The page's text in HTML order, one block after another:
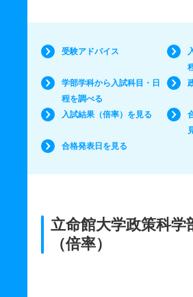
受験アドバイス
学部学科から入試科目・日
程を調べる
入試結果（倍率）を見る
合格発表日を見る
立命館大学政策科学
（倍率）